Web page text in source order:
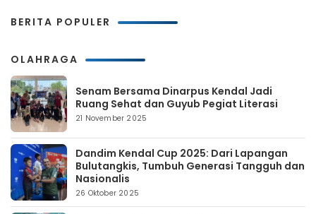
BERITA POPULER
OLAHRAGA
Senam Bersama Dinarpus Kendal Jadi
Ruang Sehat dan Guyub Pegiat Literasi
21 November 2025
Dandim Kendal Cup 2025: Dari Lapangan
Bulutangkis, Tumbuh Generasi Tangguh dan
Nasionalis
26 Oktober 2025